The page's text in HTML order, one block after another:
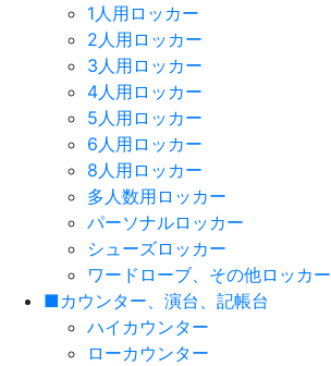
1人用ロッカー
2人用ロッカー
3人用ロッカー
4人用ロッカー
5人用ロッカー
6人用ロッカー
8人用ロッカー
多人数用ロッカー
パーソナルロッカー
シューズロッカー
ワードローブ、その他ロッカー
■カウンター、演台、記帳台
ハイカウンター
ローカウンター